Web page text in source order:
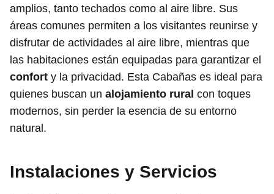
amplios, tanto techados como al aire libre. Sus
áreas comunes permiten a los visitantes reunirse y
disfrutar de actividades al aire libre, mientras que
las habitaciones están equipadas para garantizar el
confort y la privacidad. Esta Cabañas es ideal para
quienes buscan un alojamiento rural con toques
modernos, sin perder la esencia de su entorno
natural.
Instalaciones y Servicios